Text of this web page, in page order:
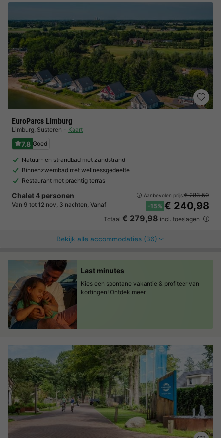
EuroParcs Limburg
Limburg, Susteren Kaart
7.8 Goed
Natuur- en strandbad met zandstrand
Binnenzwembad met wellnessgedeelte
Restaurant met prachtig terras
Chalet 4 personen
Van 9 tot 12 nov, 3 nachten, Vanaf
Aanbevolen prijs:€ 283,50
-15% € 240,98
Totaal € 279,98 incl. toeslagen
Bekijk alle accommodaties (36)
Last minutes
Kies een spontane vakantie & profiteer van
kortingen! Ontdek meer